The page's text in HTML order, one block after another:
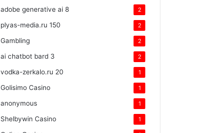
adobe generative ai 8 2
plyas-media.ru 150 2
Gambling 2
ai chatbot bard 3 2
vodka-zerkalo.ru 20 1
Golisimo Casino 1
anonymous 1
Shelbywin Casino 1